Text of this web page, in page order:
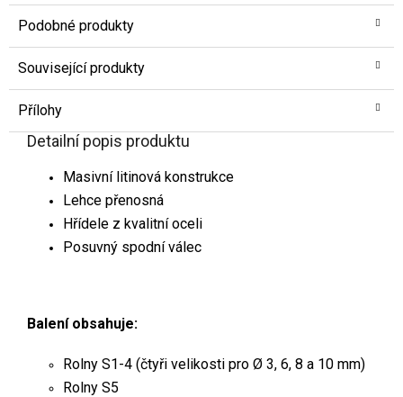
Podobné produkty
Související produkty
Přílohy
Detailní popis produktu
Masivní litinová konstrukce
Lehce přenosná
Hřídele z kvalitní oceli
Posuvný spodní válec
Balení obsahuje:
Rolny S1-4 (čtyři velikosti pro Ø 3, 6, 8 a 10 mm)
Rolny S5